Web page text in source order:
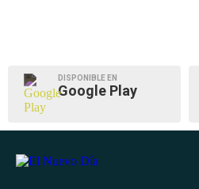
DISPONIBLE EN
Google Play